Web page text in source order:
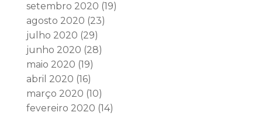
setembro 2020 (19)
agosto 2020 (23)
julho 2020 (29)
junho 2020 (28)
maio 2020 (19)
abril 2020 (16)
março 2020 (10)
fevereiro 2020 (14)